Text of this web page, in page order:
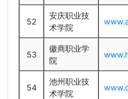
52
安庆职业技
术学院
53
徽商职业学
院
54
池州职业技
术学院